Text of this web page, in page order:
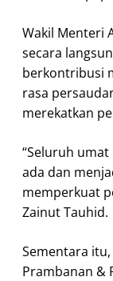
Wakil Menteri
secara
berkontribusi
rasa
merekatkan
“Seluruh
ada dan
memperkuat
Zainut Tauhid.
Sementara
Prambanan &